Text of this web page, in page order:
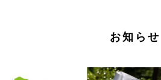
お知らせ